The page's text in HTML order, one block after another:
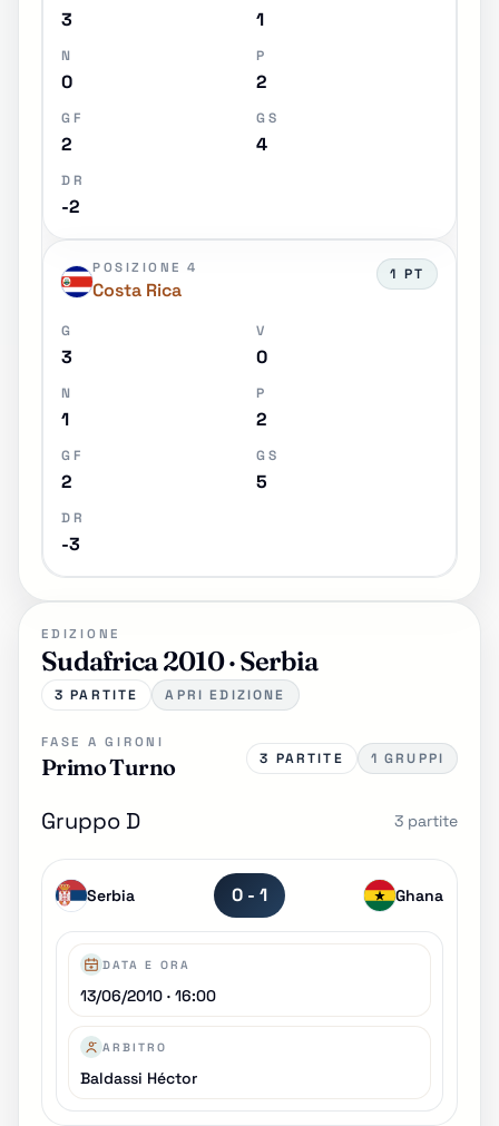
3 1
N
0
P
2
GF
2
GS
4
DR
-2
POSIZIONE 4
Costa Rica
1 PT
G
3
V
0
N
1
P
2
GF
2
GS
5
DR
-3
EDIZIONE
Sudafrica 2010 · Serbia
3 PARTITE APRI EDIZIONE
FASE A GIRONI
Primo Turno 3 PARTITE 1 GRUPPI
Gruppo D 3 partite
Serbia 0 - 1 Ghana
DATA E ORA
13/06/2010 · 16:00
ARBITRO
Baldassi Héctor